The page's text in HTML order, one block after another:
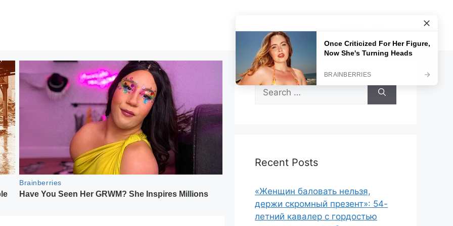
Search
for:
Recent Posts
«Женщин баловать нельзя,
держи скромный презент»: 54-
летний кавалер с гордостью